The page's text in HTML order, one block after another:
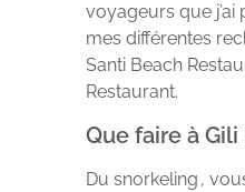
voyageurs que j’ai
mes différentes
Santi Beach
Restaurant.
Que faire à Gili
Du snorkeling ,